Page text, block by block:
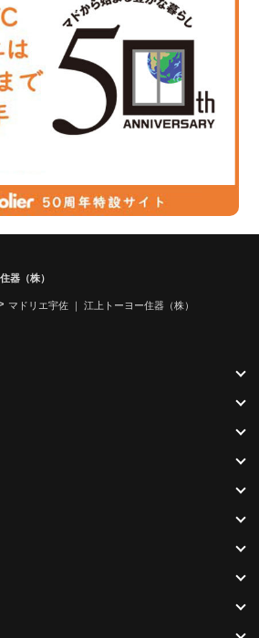
器（株）
マドリエ宇佐 ｜ 江上トーヨー住器（株）